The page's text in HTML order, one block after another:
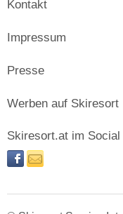
Kontakt
Impressum
Presse
Werben auf Skiresort
Skiresort.at im Social
facebooknewsletter